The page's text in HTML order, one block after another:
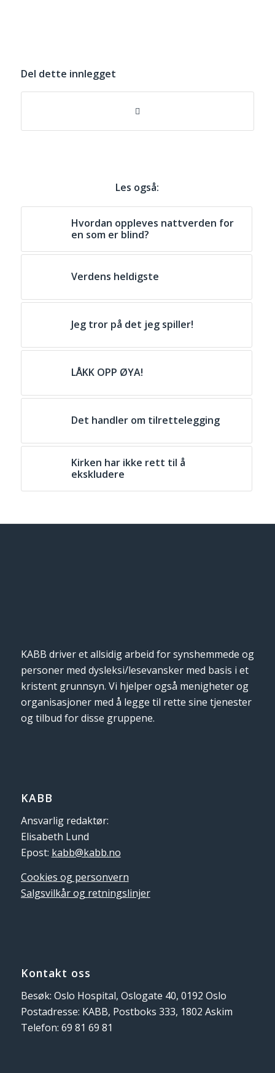
Del dette innlegget
Les også:
Hvordan oppleves nattverden for
en som er blind?
Verdens heldigste
Jeg tror på det jeg spiller!
LÅKK OPP ØYA!
Det handler om tilrettelegging
Kirken har ikke rett til å
ekskludere
KABB driver et allsidig arbeid for synshemmede og
personer med dysleksi/lesevansker med basis i et
kristent grunnsyn. Vi hjelper også menigheter og
organisasjoner med å legge til rette sine tjenester
og tilbud for disse gruppene.
KABB
Ansvarlig redaktør:
Elisabeth Lund
Epost: kabb@kabb.no
Cookies og personvern
Salgsvilkår og retningslinjer
Kontakt oss
Besøk: Oslo Hospital, Oslogate 40, 0192 Oslo
Postadresse: KABB, Postboks 333, 1802 Askim
Telefon: 69 81 69 81